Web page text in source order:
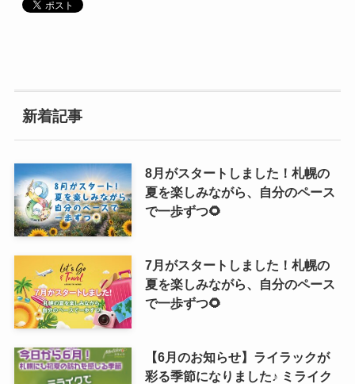
新着記事
8月がスタートしました！札幌の
夏を楽しみながら、自分のペース
で一歩ずつ🌻
7月がスタートしました！札幌の
夏を楽しみながら、自分のペース
で一歩ずつ🌻
【6月のお知らせ】ライラックが
彩る季節になりました♪ ミライク